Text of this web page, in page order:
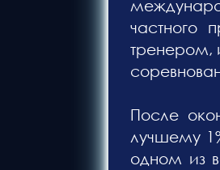
частного
тренером,
После
лучшему
одном из